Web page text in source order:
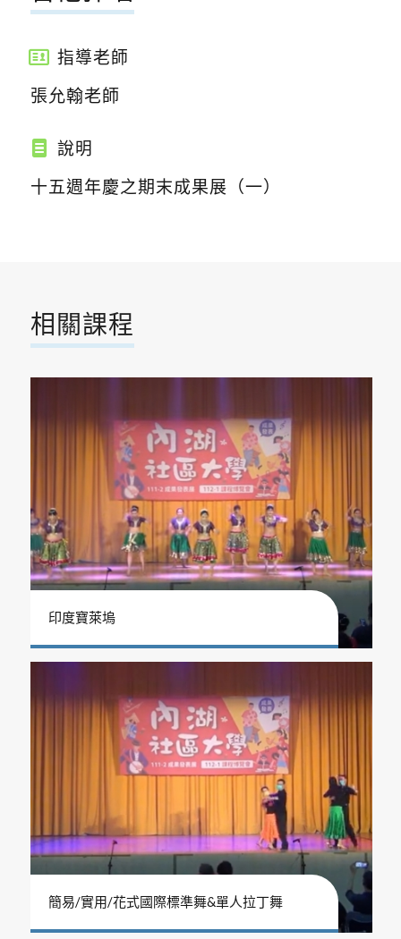
指導老師
張允翰老師
說明
十五週年慶之期末成果展（一）
相關課程
印度寶萊塢
簡易/實用/花式國際標準舞&單人拉丁舞